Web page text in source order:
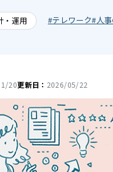
・運用 テレワーク 人
20更新日： 2026/05/22